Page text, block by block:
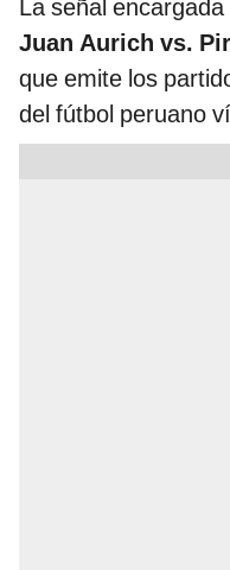
La señal
Juan Aurich vs.
que emite los
del fútbol peruano